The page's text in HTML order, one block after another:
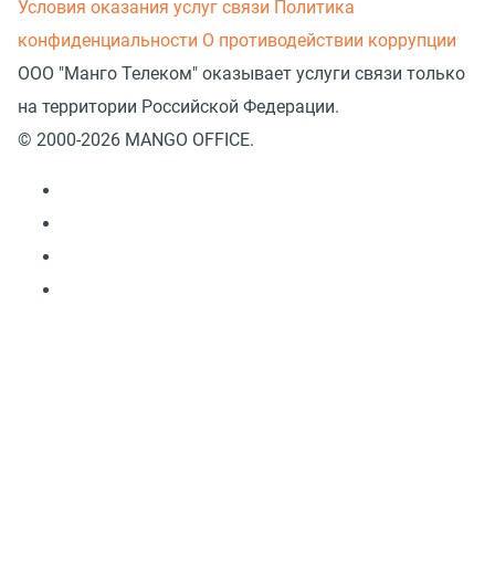
Условия оказания услуг связи Политика
конфиденциальности О противодействии коррупции
ООО "Манго Телеком" оказывает услуги связи только
на территории Российской Федерации.
© 2000-2026 MANGO OFFICE.